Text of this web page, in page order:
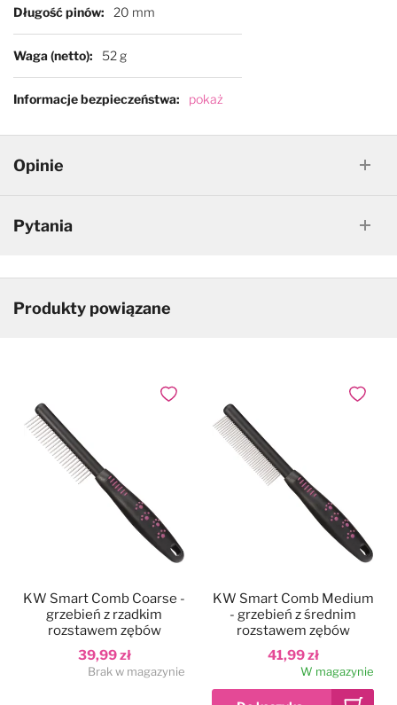
Długość pinów 20 mm
Waga (netto) 52 g
Informacje bezpieczeństwa pokaż
Opinie
Pytania
Produkty powiązane
39,99 zł
KW Smart Comb Coarse -
grzebień z rzadkim
rozstawem zębów
Brak w magazynie
Dodaj do ulubionych
41,99 zł
KW Smart Comb Medium
- grzebień z średnim
rozstawem zębów
W magazynie
Dodaj